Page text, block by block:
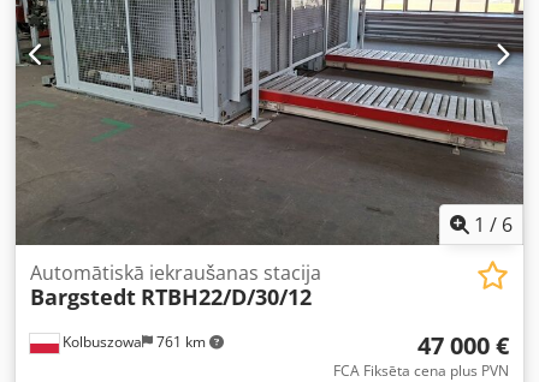
augstu produktivitāti un uzticamību. Ideāli piemērots
rūpnieciskiem pielietojumiem, kur svarīga ir detaļu
transportēšanas efektivitāte un kvalitāte. Crodpfxjzgch Io
Alnef Iespējams iegādāties visu līniju kopā ar divkameru
automātisko ielādes staciju un IMA COMBIMA I
K/II/R75/760/V/R3 abpusējās malu aplīmēšanas iekārtu.
1 / 6
Kolbuszowa 761 km
Automātiskā iekraušanas stacija
Bargstedt RTBH22/D/30/12
47 000 €
FCA Fiksēta cena plus PVN